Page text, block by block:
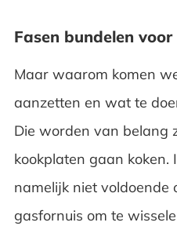
Fasen bundelen voor
Maar waarom komen
aanzetten en wat te
Die worden van belang
kookplaten gaan koken.
namelijk niet voldoende
gasfornuis om te